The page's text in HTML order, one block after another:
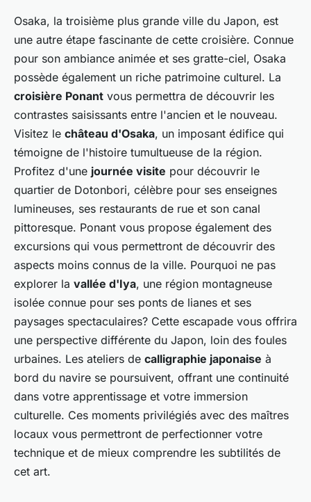
Osaka, la troisième plus grande ville du Japon, est
une autre étape fascinante de cette croisière. Connue
pour son ambiance animée et ses gratte-ciel, Osaka
possède également un riche patrimoine culturel. La
croisière Ponant vous permettra de découvrir les
contrastes saisissants entre l'ancien et le nouveau.
Visitez le château d'Osaka, un imposant édifice qui
témoigne de l'histoire tumultueuse de la région.
Profitez d'une journée visite pour découvrir le
quartier de Dotonbori, célèbre pour ses enseignes
lumineuses, ses restaurants de rue et son canal
pittoresque. Ponant vous propose également des
excursions qui vous permettront de découvrir des
aspects moins connus de la ville. Pourquoi ne pas
explorer la vallée d'Iya, une région montagneuse
isolée connue pour ses ponts de lianes et ses
paysages spectaculaires? Cette escapade vous offrira
une perspective différente du Japon, loin des foules
urbaines. Les ateliers de calligraphie japonaise à
bord du navire se poursuivent, offrant une continuité
dans votre apprentissage et votre immersion
culturelle. Ces moments privilégiés avec des maîtres
locaux vous permettront de perfectionner votre
technique et de mieux comprendre les subtilités de
cet art.